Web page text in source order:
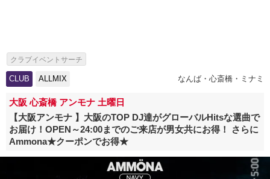
クラブイベントサーチ
CLUB ALLMIX なんば・心斎橋・ミナミ
大阪 心斎橋 アンモナ 土曜日
【大阪アンモナ 】大阪のTOP DJ達がグローバルHitsな選曲で
お届け！OPEN～24:00までのご来店が男女共にお得！ さらに
Ammona★クーポンでお得★